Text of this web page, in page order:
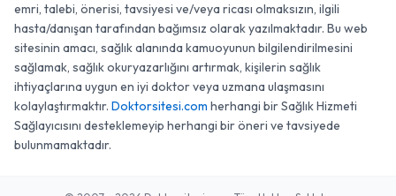
emri, talebi, önerisi, tavsiyesi ve/veya ricası olmaksızın, ilgili
hasta/danışan tarafından bağımsız olarak yazılmaktadır. Bu web
sitesinin amacı, sağlık alanında kamuoyunun bilgilendirilmesini
sağlamak, sağlık okuryazarlığını artırmak, kişilerin sağlık
ihtiyaçlarına uygun en iyi doktor veya uzmana ulaşmasını
kolaylaştırmaktır. Doktorsitesi.com herhangi bir Sağlık Hizmeti
Sağlayıcısını desteklemeyip herhangi bir öneri ve tavsiyede
bulunmamaktadır.